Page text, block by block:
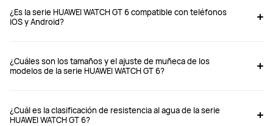
¿Es la serie HUAWEI WATCH GT 6 compatible con teléfonos
iOS y Android?
¿Cuáles son los tamaños y el ajuste de muñeca de los
modelos de la serie HUAWEI WATCH GT 6?
¿Cuál es la clasificación de resistencia al agua de la serie
HUAWEI WATCH GT 6?